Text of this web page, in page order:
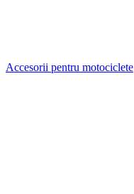
Accesorii pentru motociclete